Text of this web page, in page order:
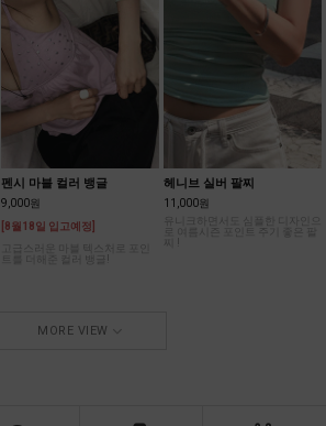
펜시 마블 컬러 뱅글
9,000원
[8월18일 입고예정]
고급스러운 마블 텍스처로 포인
트를 더해준 컬러 뱅글!
헤니브 실버 팔찌
11,000원
유니크하면서도 심플한 디자인으
찌 !
MORE VIEW